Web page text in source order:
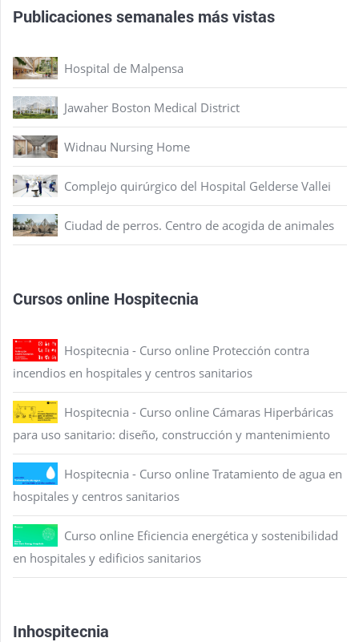
Publicaciones semanales más vistas
Hospital de Malpensa
Jawaher Boston Medical District
Widnau Nursing Home
Complejo quirúrgico del Hospital Gelderse Vallei
Ciudad de perros. Centro de acogida de animales
Cursos online Hospitecnia
Hospitecnia - Curso online Protección contra
incendios en hospitales y centros sanitarios
Hospitecnia - Curso online Cámaras Hiperbáricas
para uso sanitario: diseño, construcción y mantenimiento
Hospitecnia - Curso online Tratamiento de agua en
hospitales y centros sanitarios
Curso online Eficiencia energética y sostenibilidad
en hospitales y edificios sanitarios
Inhospitecnia